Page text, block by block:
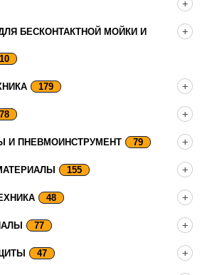
БЕСКОНТАКТНОЙ МОЙКИ И
10
179
78
И ПНЕВМОИНСТРУМЕНТ 79
155
48
77
47